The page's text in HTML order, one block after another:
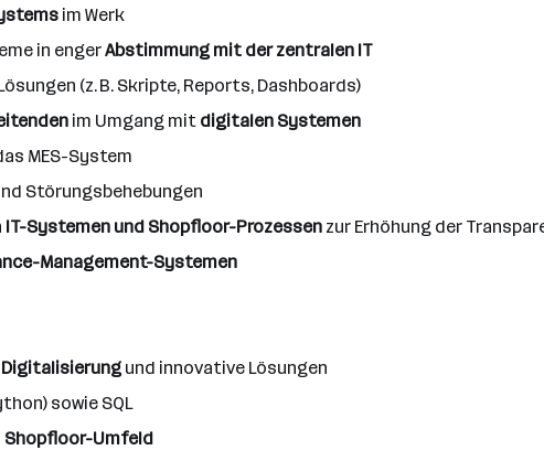
im Werk
in engerAbstimmung mit der zentralen IT
(z. B. Skripte, Reports, Dashboards)
im Umgang mit digitalen Systemen
MES-System
Störungsbehebungen
IT-Systemen und Shopfloor-Prozessen zur Erhöhung der
Management-Systemen
Digitalisierung und innovative Lösungen
sowie SQL
Shopfloor-Umfeld